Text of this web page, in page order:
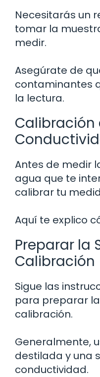
Necesitarás un
tomar la
medir.
Asegúrate de
contaminantes
la lectura.
Calibración
Antes de medir
agua que te
calibrar tu
Aquí te explico
Preparar la
Calibración
Sigue las
para preparar
calibración.
Generalmente,
destilada y una
conductividad.